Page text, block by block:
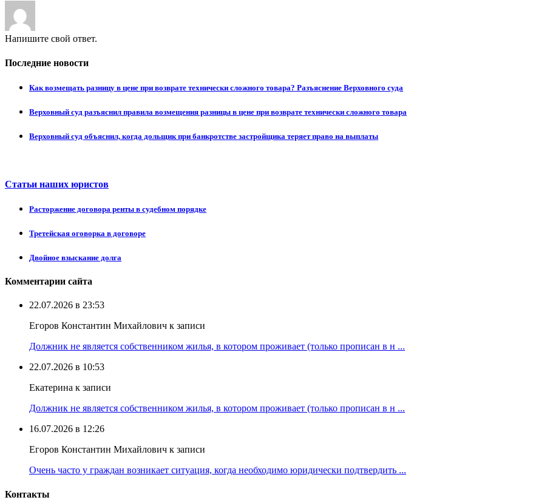
Напишите свой ответ.
Последние новости
Как возмещать разницу в цене при возврате технически сложного товара? Разъяснение Верховного суда
Верховный суд разъяснил правила возмещения разницы в цене при возврате технически сложного товара
Верховный суд объяснил, когда дольщик при банкротстве застройщика теряет право на выплаты
Статьи наших юристов
Расторжение договора ренты в судебном порядке
Третейская оговорка в договоре
Двойное взыскание долга
Комментарии сайта
22.07.2026 в 23:53
Егоров Константин Михайлович к записи
Должник не является собственником жилья, в котором проживает (только прописан в н ...
22.07.2026 в 10:53
Екатерина к записи
Должник не является собственником жилья, в котором проживает (только прописан в н ...
16.07.2026 в 12:26
Егоров Константин Михайлович к записи
Очень часто у граждан возникает ситуация, когда необходимо юридически подтвердить ...
Контакты